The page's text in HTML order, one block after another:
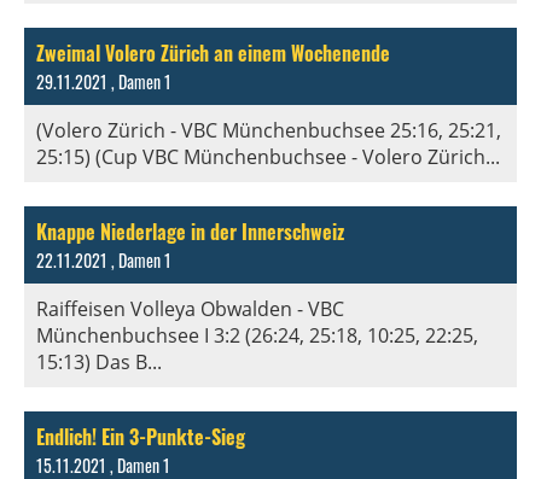
Zweimal Volero Zürich an einem Wochenende
29.11.2021 , Damen 1
(Volero Zürich - VBC Münchenbuchsee 25:16, 25:21,
25:15) (Cup VBC Münchenbuchsee - Volero Zürich...
Knappe Niederlage in der Innerschweiz
22.11.2021 , Damen 1
Raiffeisen Volleya Obwalden - VBC
Münchenbuchsee I 3:2 (26:24, 25:18, 10:25, 22:25,
15:13) Das B...
Endlich! Ein 3-Punkte-Sieg
15.11.2021 , Damen 1